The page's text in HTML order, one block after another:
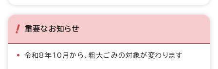
重要なお知らせ
令和8年10月から、粗大ごみの対象が変わります